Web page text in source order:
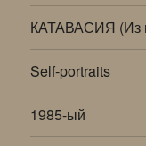
КАТАВАСИЯ (Из
Self-portraits
1985-ый